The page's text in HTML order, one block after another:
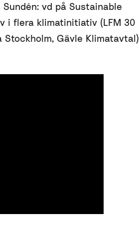
vd på Sustainable
i flera klimatinitiativ (LFM 30
Stockholm, Gävle Klimatavtal)